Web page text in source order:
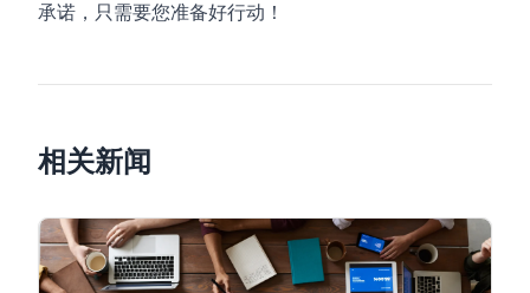
承诺，只需要您准备好行动！
相关新闻